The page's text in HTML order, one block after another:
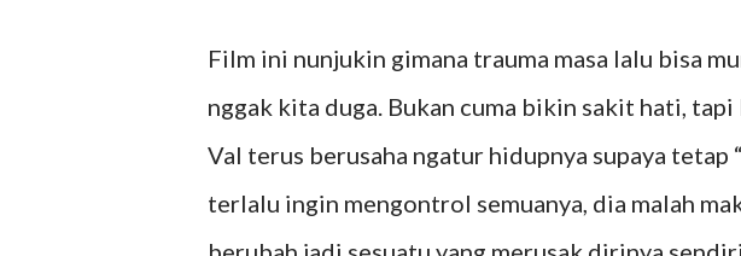
Film ini nunjukin gimana trauma masa lalu bisa
nggak kita duga. Bukan cuma bikin sakit hati,
Val terus berusaha ngatur hidupnya supaya tetap
terlalu ingin mengontrol semuanya, dia malah